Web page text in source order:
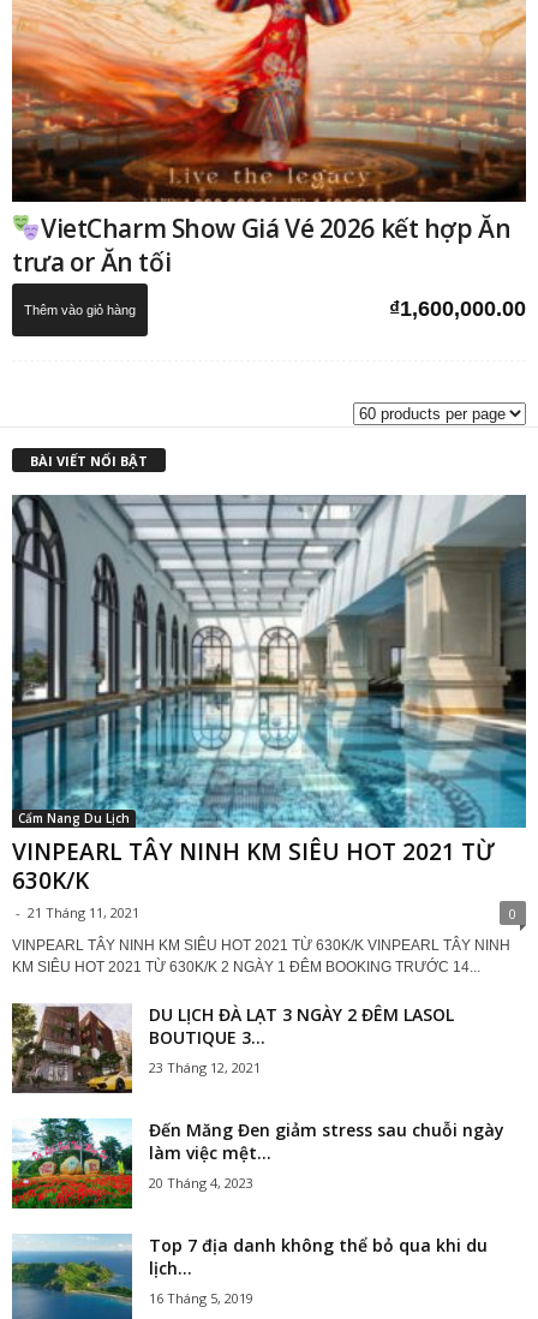
VietCharm Show Giá Vé 2026 kết hợp Ăn
trưa or Ăn tối
₫1,600,000.00
Thêm vào giỏ hàng
BÀI VIẾT NỔI BẬT
Cẩm Nang Du Lịch
VINPEARL TÂY NINH KM SIÊU HOT 2021 TỪ
630K/K
- 21 Tháng 11, 2021 0
VINPEARL TÂY NINH KM SIÊU HOT 2021 TỪ 630K/K VINPEARL TÂY NINH
KM SIÊU HOT 2021 TỪ 630K/K 2 NGÀY 1 ĐÊM BOOKING TRƯỚC 14...
DU LỊCH ĐÀ LẠT 3 NGÀY 2 ĐÊM LASOL
BOUTIQUE 3...
23 Tháng 12, 2021
Đến Măng Đen giảm stress sau chuỗi ngày
làm việc mệt...
20 Tháng 4, 2023
Top 7 địa danh không thể bỏ qua khi du
lịch...
16 Tháng 5, 2019